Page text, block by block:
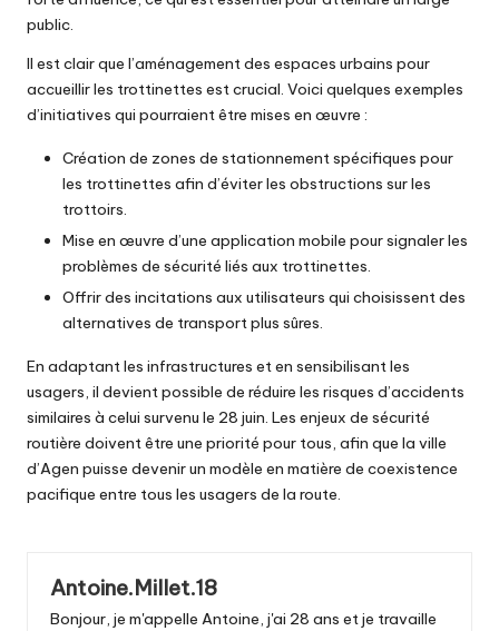
public.
Il est clair que l’aménagement des espaces urbains pour
accueillir les trottinettes est crucial. Voici quelques exemples
d’initiatives qui pourraient être mises en œuvre :
Création de zones de stationnement spécifiques pour
les trottinettes afin d’éviter les obstructions sur les
trottoirs.
Mise en œuvre d’une application mobile pour signaler les
problèmes de sécurité liés aux trottinettes.
Offrir des incitations aux utilisateurs qui choisissent des
alternatives de transport plus sûres.
En adaptant les infrastructures et en sensibilisant les
usagers, il devient possible de réduire les risques d’accidents
similaires à celui survenu le 28 juin. Les enjeux de sécurité
routière doivent être une priorité pour tous, afin que la ville
d’Agen puisse devenir un modèle en matière de coexistence
pacifique entre tous les usagers de la route.
Antoine.Millet.18
Bonjour, je m'appelle Antoine, j'ai 28 ans et je travaille